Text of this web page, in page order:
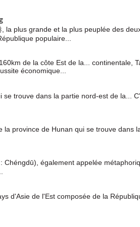
la plus grande et la plus peuplée des
populaire...
de la côte Est de la... continentale,
économique...
se trouve dans la partie nord-est de la...
la province de Hunan qui se trouve dans
Chéngdū), également appelée
d'Asie de l'Est composée de la